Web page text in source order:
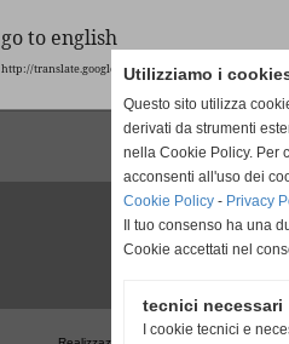
go to english
http://translate.google.it/Utilizziamo i
Questo sito utilizza
derivati da strumenti
nella Cookie Policy. Per
acconsenti all'uso dei
Cookie Policy - Privacy
Il tuo consenso ha una
Cookie accettati nel
tecnici necessari
I cookie tecnici e